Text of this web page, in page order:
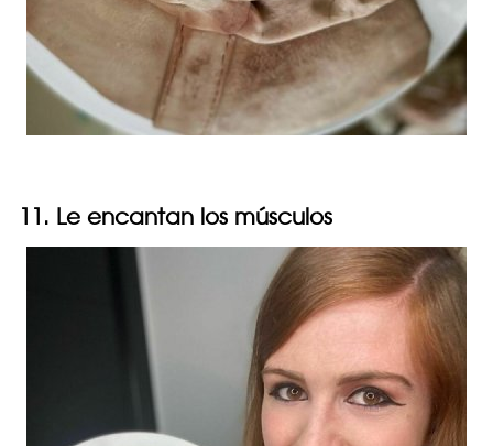
11. Le encantan los músculos